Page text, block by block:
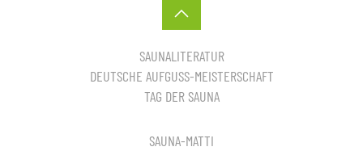
SAUNALITERATUR
DEUTSCHE AUFGUSS-MEISTERSCHAFT
TAG DER SAUNA
SAUNA-MATTI